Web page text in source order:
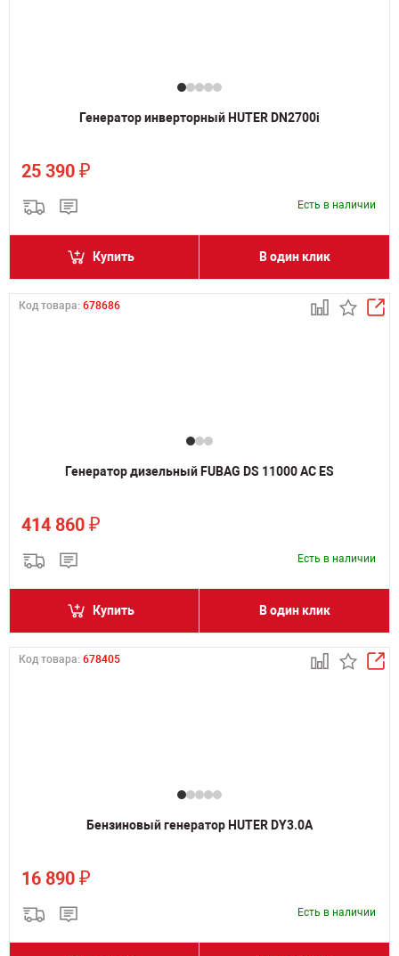
Генератор инверторный HUTER DN2700i
25 390 ₽
Есть в наличии
Купить В один клик
Код товара: 678686
Генератор дизельный FUBAG DS 11000 AC ES
414 860 ₽
Есть в наличии
Купить В один клик
Код товара: 678405
Бензиновый генератор HUTER DY3.0A
16 890 ₽
Есть в наличии